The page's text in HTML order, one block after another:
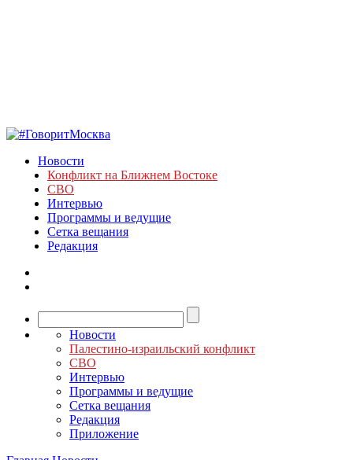
Новости
Конфликт на Ближнем Востоке
СВО
Интервью
Программы и ведущие
Сетка вещания
Редакция
Новости
Палестино-израильский конфликт
СВО
Интервью
Программы и ведущие
Сетка вещания
Редакция
Приложение